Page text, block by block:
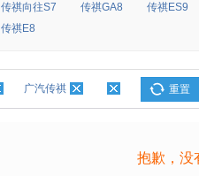
传祺向往S7
传祺GA8
传祺ES9
传祺E8
广汽传祺 重置
抱歉，没